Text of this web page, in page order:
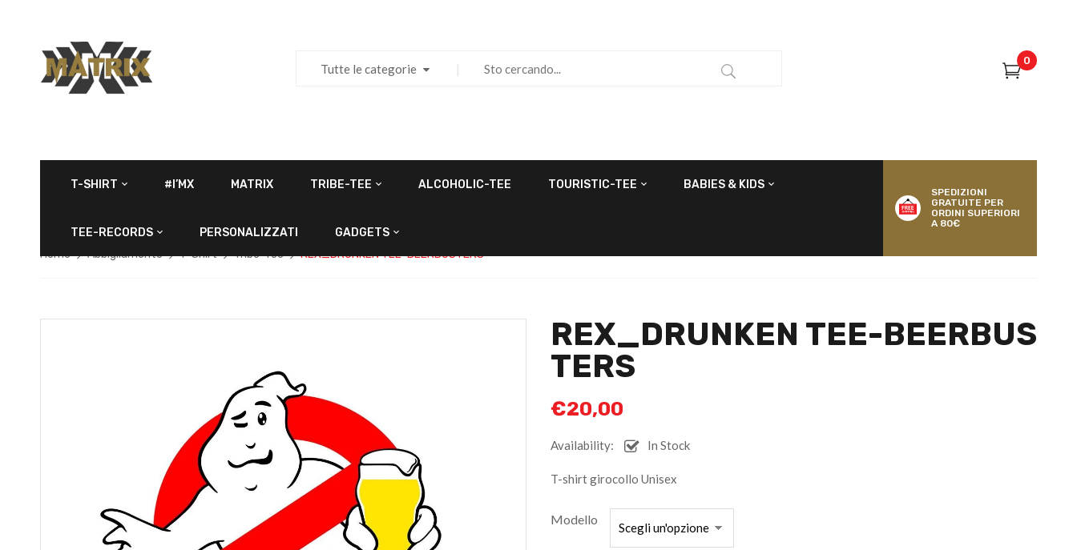
Tutte le categorie
0
T-SHIRT #I’MX MATRIX TRIBE-TEE ALCOHOLIC-TEE TOURISTIC-TEE BABIES & KIDS
TEE-RECORDS PERSONALIZZATI GADGETS
SPEDIZIONI
GRATUITE PER
ORDINI SUPERIORI
A 80€
Home Abbigliamento T-Shirt Tribe-Tee REX_DRUNKEN TEE-BEERBUSTERS
REX_DRUNKEN TEE-BEERBUS
TERS
€20,00
Availability: In Stock
T-shirt girocollo Unisex
Modello